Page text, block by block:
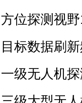
方位探测视
目标数据刷
一级无人机